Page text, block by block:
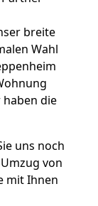
breite
Wahl
die
uns noch
von
mit Ihnen